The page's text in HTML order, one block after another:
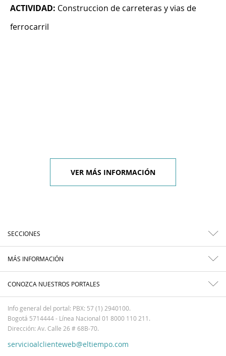
ACTIVIDAD: Construccion de carreteras y vias de
ferrocarril
VER MÁS INFORMACIÓN
SECCIONES
MÁS INFORMACIÓN
CONOZCA NUESTROS PORTALES
Info general del portal: PBX: 57 (1) 2940100.
Bogotá 5714444 - Línea Nacional 01 8000 110 211.
Dirección: Av. Calle 26 # 68B-70.
servicioalclienteweb@eltiempo.com